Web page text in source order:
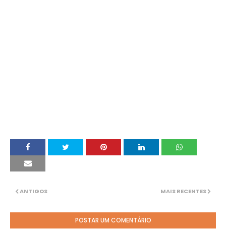
MAIS RECENTES
ANTIGOS
POSTAR UM COMENTÁRIO